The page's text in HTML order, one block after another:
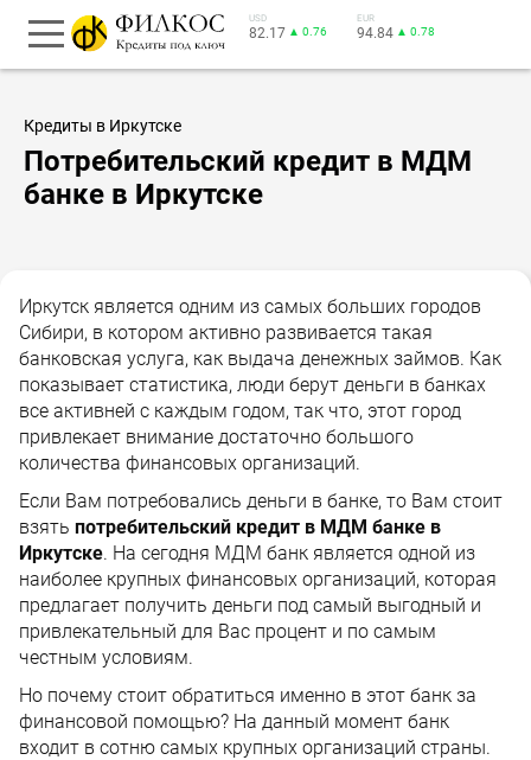
USD
82.17 ▲ 0.76
EUR
94.84 ▲ 0.78
Кредиты в Иркутске
Потребительский кредит в МДМ
банке в Иркутске
Иркутск является одним из самых больших городов
Сибири, в котором активно развивается такая
банковская услуга, как выдача денежных займов. Как
показывает статистика, люди берут деньги в банках
все активней с каждым годом, так что, этот город
привлекает внимание достаточно большого
количества финансовых организаций.
Если Вам потребовались деньги в банке, то Вам стоит
взять потребительский кредит в МДМ банке в
Иркутске. На сегодня МДМ банк является одной из
наиболее крупных финансовых организаций, которая
предлагает получить деньги под самый выгодный и
привлекательный для Вас процент и по самым
честным условиям.
Но почему стоит обратиться именно в этот банк за
финансовой помощью? На данный момент банк
входит в сотню самых крупных организаций страны.